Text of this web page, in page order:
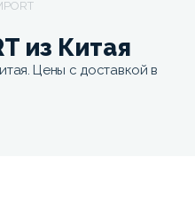
из Китая
Цены с доставкой в